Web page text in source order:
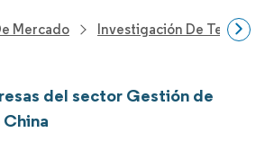
Mercado Investigación De
del sector Gestión de